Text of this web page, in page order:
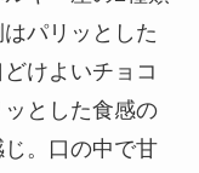
パリッとした
けよいチョコ
とした食感の
。口の中で甘